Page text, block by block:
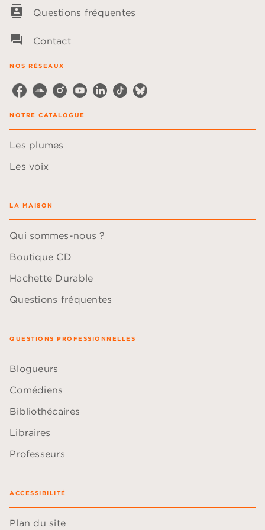
contacts Questions fréquentes
question_answer Contact
NOS RÉSEAUX
NOTRE CATALOGUE
Les plumes
Les voix
LA MAISON
Qui sommes-nous ?
Boutique CD
Hachette Durable
Questions fréquentes
QUESTIONS PROFESSIONNELLES
Blogueurs
Comédiens
Bibliothécaires
Libraires
Professeurs
ACCESSIBILITÉ
Plan du site